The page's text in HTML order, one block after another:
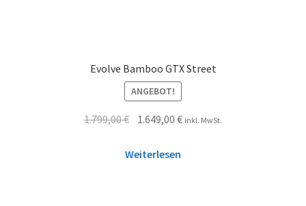
Evolve Bamboo GTX Street
ANGEBOT!
1.799,00€ 1.649,00€ inkl. MwSt.
Weiterlesen